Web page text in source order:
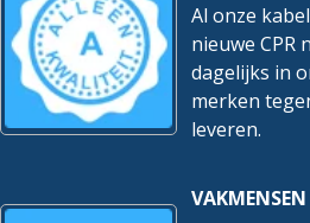
Al onze
nieuwe CPR
dagelijks in
merken
leveren.
VAKMENSEN